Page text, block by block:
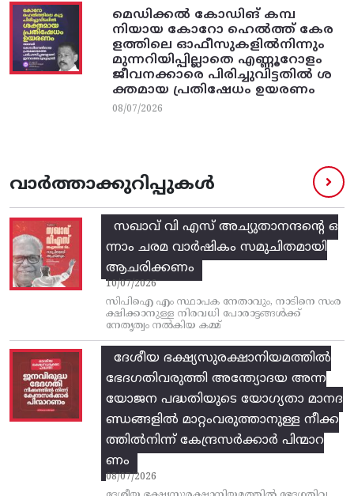
മെഡിക്കൽ കോഡിങ് കമ്പ
നിയായ കോറോ ഹെൽത്ത് കേര
ളത്തിലെ ഓഫീസുകളിൽനിന്നും
മുന്നറിയിപ്പില്ലാതെ എണ്ണൂറോളം
ജീവനക്കാരെ പിരിച്ചുവിട്ടതിൽ‌ ശ
ക്തമായ പ്രതിഷേധം ഉയരണം
08/07/2026
വാർത്താക്കുറിപ്പുകൾ
സഖാവ് വി എസ്‌ അച്യുതാനന്ദന്റെ ഒ
ന്നാം ചരമ വാര്‍ഷികം സമുചിതമായി
ആചരിക്കണം
10/07/2026
സിപിഐ എം സ്ഥാപക നേതാവും, നാടിനെ സംര
ക്ഷിക്കാനുള്ള നിരവധി പോരാട്ടങ്ങള്‍ക്ക്‌
നേതൃത്വം നല്‍കിയ കമ്മ്
ദേശീയ ഭക്ഷ്യസുരക്ഷാനിയമത്തിൽ
ഭേദഗതിവരുത്തി അന്ത്യോദയ അന്ന
യോജന പദ്ധതിയുടെ യോഗ്യതാ മാനദ
ണ്ഡങ്ങളിൽ മാറ്റംവരുത്താനുള്ള നീക്ക
ത്തിൽനിന്ന്‌ കേന്ദ്രസർക്കാർ പിന്മാറ
ണം
08/07/2026